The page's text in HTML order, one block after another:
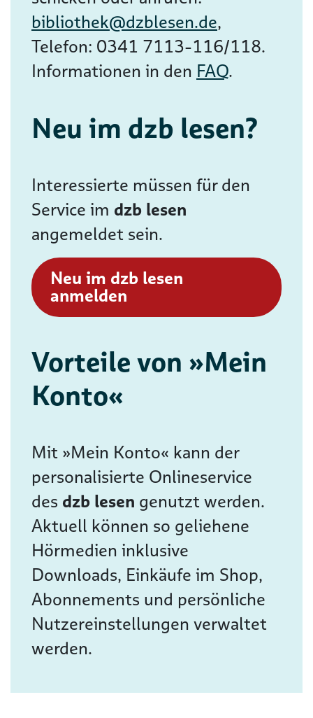
bibliothek@dzblesen.de,
Telefon: 0341 7113-116/118.
Informationen in den FAQ.
Neu im dzb lesen?
Interessierte müssen für den
Service im dzb lesen
angemeldet sein.
Neu im dzb lesen
anmelden
Vorteile von »Mein
Konto«
Mit »Mein Konto« kann der
personalisierte Onlineservice
des dzb lesen genutzt werden.
Aktuell können so geliehene
Hörmedien inklusive
Downloads, Einkäufe im Shop,
Abonnements und persönliche
Nutzereinstellungen verwaltet
werden.